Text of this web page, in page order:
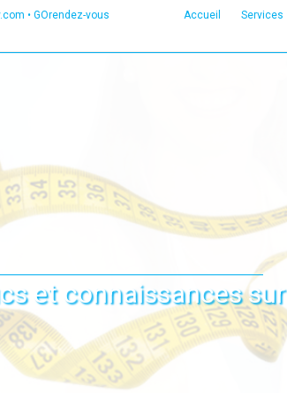
• GOrendez-vous Accueil Services
et connaissances